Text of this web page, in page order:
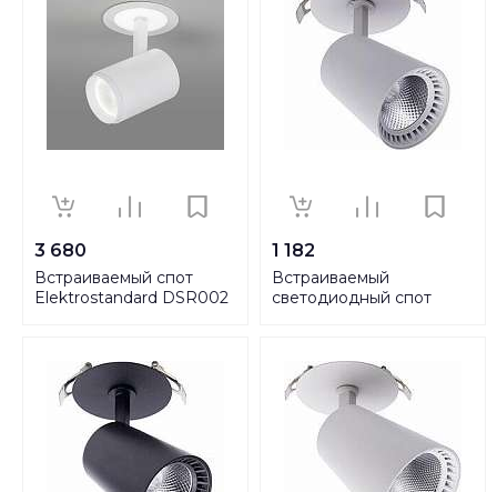
3 680
Встраиваемый спот
Elektrostandard DSR002
1 182
Встраиваемый
светодиодный спот